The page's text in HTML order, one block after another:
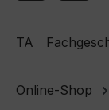
TA
Online-Shop